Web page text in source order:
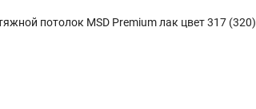
потолок MSD Premium лак цвет 317 (320)